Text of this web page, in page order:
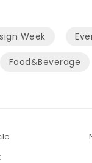
Week
Food&Beverage